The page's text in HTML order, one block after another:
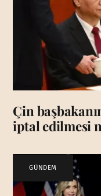
Çin
iptal edilmesi
GÜNDEM